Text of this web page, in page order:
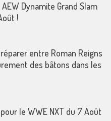
Dynamite Grand Slam
!
entre Roman Reigns
des bâtons dans les
le WWE NXT du 7 Août